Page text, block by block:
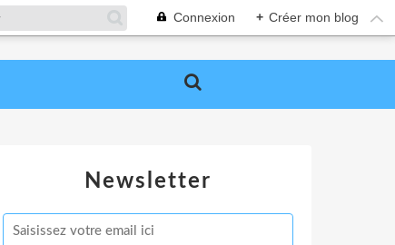
Connexion + Créer mon blog
Newsletter